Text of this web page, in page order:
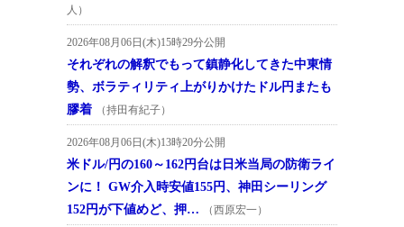
人）
2026年08月06日(木)15時29分公開
それぞれの解釈でもって鎮静化してきた中東情
勢、ボラティリティ上がりかけたドル円またも
膠着
（持田有紀子）
2026年08月06日(木)13時20分公開
米ドル/円の160～162円台は日米当局の防衛ライ
ンに！ GW介入時安値155円、神田シーリング
152円が下値めど、押…
（西原宏一）